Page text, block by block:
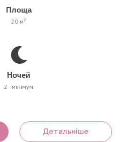
Площа
20 м²
Ночей
2 - мінімум
Детальніше